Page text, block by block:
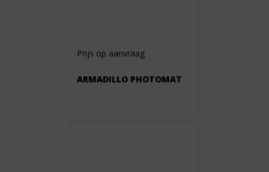
Prijs op aanvraag
ARMADILLO PHOTOMAT